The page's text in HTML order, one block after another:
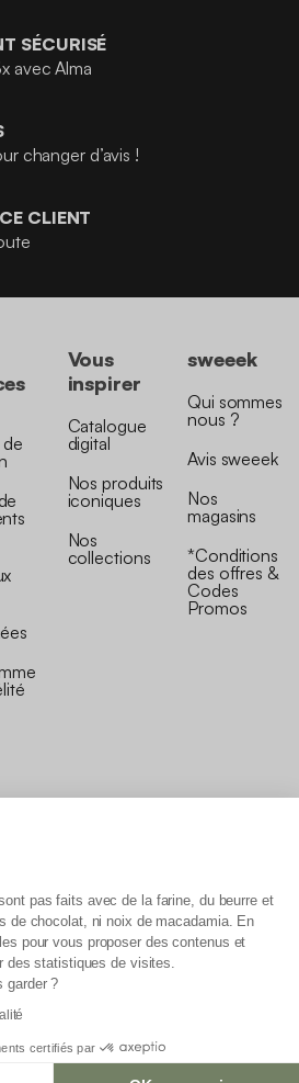
pas faits avec de la farine, du beurre et
de chocolat, ni noix de macadamia. En
pour vous proposer des contenus et
des statistiques de visites.
garder ?
certifiés par
SÉCURISÉ
avec Alma
changer d’avis !
CLIENT
Vous
inspirer
Catalogue
digital
Nos produits
iconiques
Nos
collections
sweeek
Qui sommes
nous ?
Avis sweeek
Nos
magasins
*Conditions
des offres &
Codes
Promos
générales de vente
du programme de fidélité
personnelles
de vente Pro
d’accessibilité